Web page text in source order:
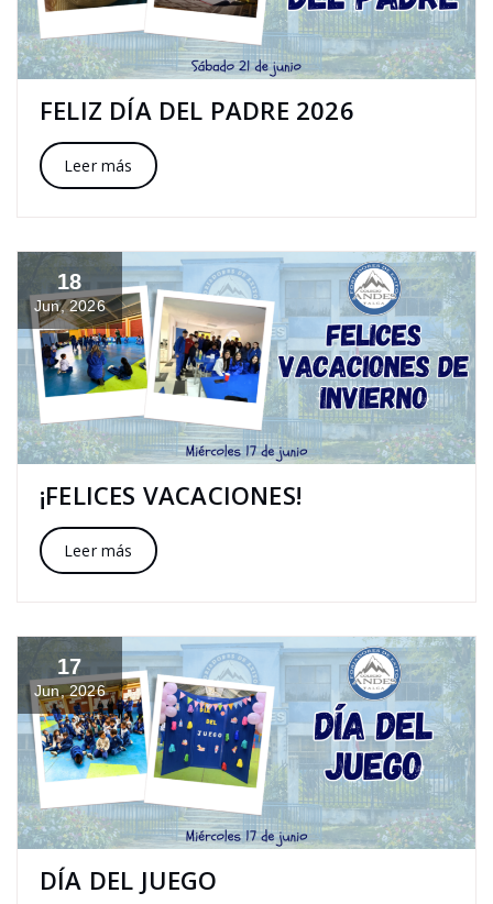
FELIZ DÍA DEL PADRE 2026
Leer más
18
Jun, 2026
¡FELICES VACACIONES!
Leer más
17
Jun, 2026
DÍA DEL JUEGO